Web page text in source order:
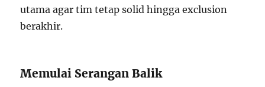
utama agar tim tetap solid hingga exclusion
berakhir.
Memulai Serangan Balik